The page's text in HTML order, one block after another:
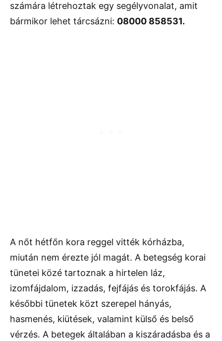
számára létrehoztak egy segélyvonalat, amit
bármikor lehet tárcsázni: 08000 858531.
A nőt hétfőn kora reggel vitték kórházba,
miután nem érezte jól magát. A betegség korai
tünetei közé tartoznak a hirtelen láz,
izomfájdalom, izzadás, fejfájás és torokfájás. A
későbbi tünetek közt szerepel hányás,
hasmenés, kiütések, valamint külső és belső
vérzés. A betegek általában a kiszáradásba és a